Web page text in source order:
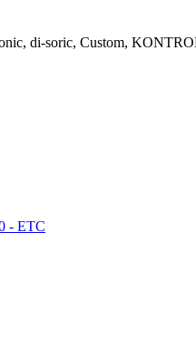
di-soric, Custom,
- ETC